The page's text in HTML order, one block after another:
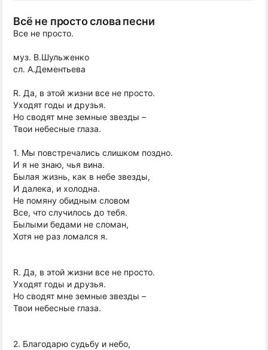
Всё не просто слова песни
Все не просто.
муз. В.Шульженко
сл. А.Дементьева
R. Да, в этой жизни все не просто.
Уходят годы и друзья.
Но сводят мне земные звезды –
Твои небесные глаза.
1. Мы повстречались слишком поздно.
И я не знаю, чья вина.
Былая жизнь, как в небе звезды,
И далека, и холодна.
Не помяну обидным словом
Все, что случилось до тебя.
Былыми бедами не сломан,
Хотя не раз ломался я.
R. Да, в этой жизни все не просто.
Уходят годы и друзья.
Но сводят мне земные звезды –
Твои небесные глаза.
2. Благодарю судьбу и небо,